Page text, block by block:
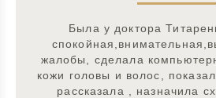
Была у доктора
жалобы, сделала
кожи головы и волос,
рассказала , назначила